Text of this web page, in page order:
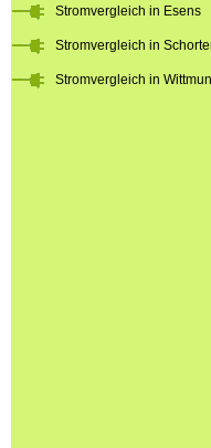
Stromvergleich in Esens
Stromvergleich in
Stromvergleich in